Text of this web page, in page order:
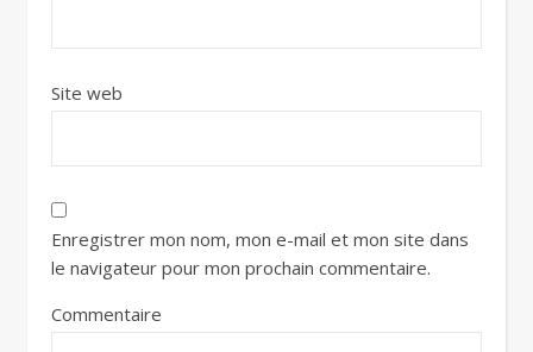
Site web
Enregistrer mon nom, mon e-mail et mon site dans
le navigateur pour mon prochain commentaire.
Commentaire